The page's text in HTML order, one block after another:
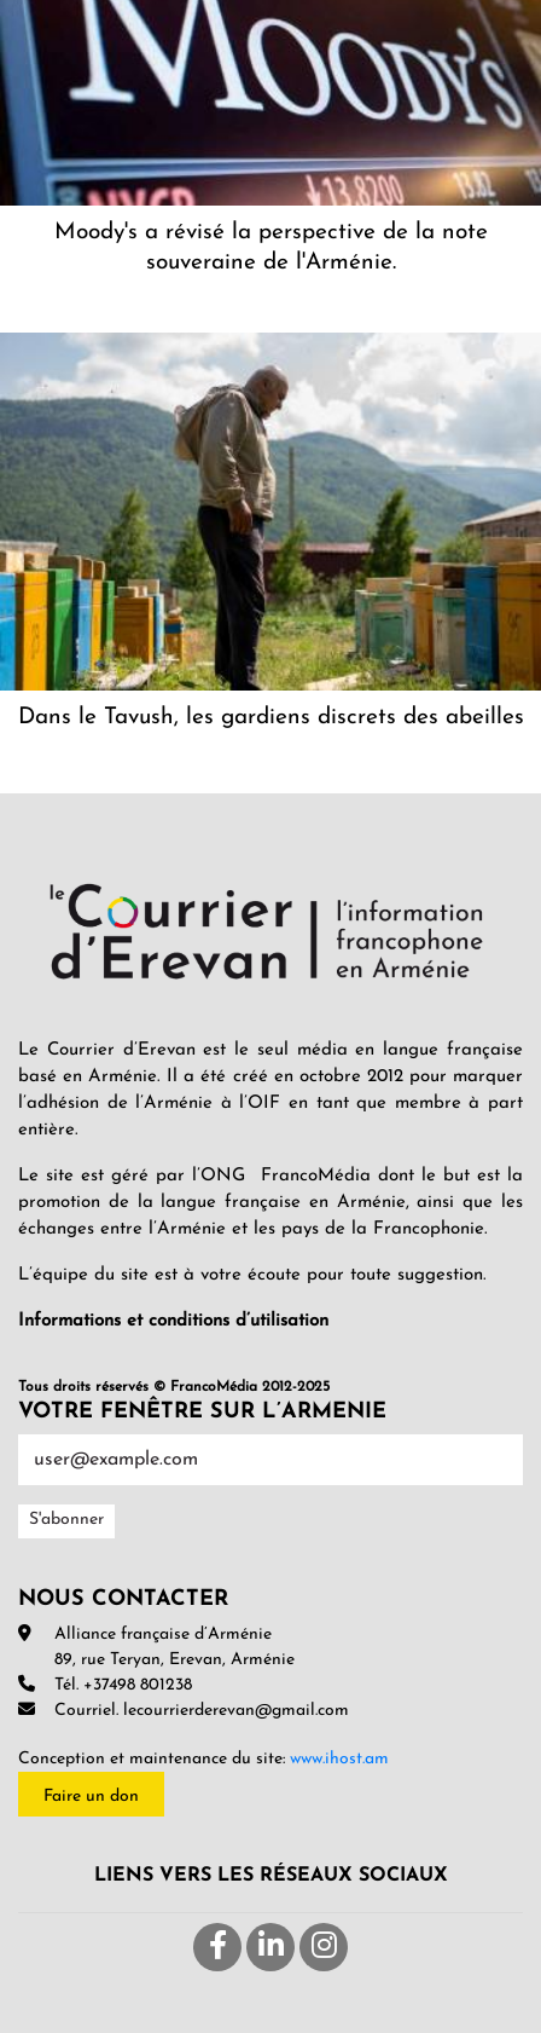
Moody's a révisé la perspective de la note
souveraine de l'Arménie.
Dans le Tavush, les gardiens discrets des abeilles
Le Courrier d’Erevan est le seul média en langue française
basé en Arménie. Il a été créé en octobre 2012 pour marquer
l’adhésion de l’Arménie à l’OIF en tant que membre à part
entière.
Le site est géré par l’ONG FrancoMédia dont le but est la
promotion de la langue française en Arménie, ainsi que les
échanges entre l’Arménie et les pays de la Francophonie.
L’équipe du site est à votre écoute pour toute suggestion.
Informations et conditions d’utilisation
Tous droits réservés © FrancoMédia 2012-2025
VOTRE FENÊTRE SUR L’ARMENIE
NOUS CONTACTER
Alliance française d’Arménie
89, rue Teryan, Erevan, Arménie
Tél. +37498 801238
Courriel. lecourrierderevan@gmail.com
Conception et maintenance du site: www.ihost.am
Faire un don
LIENS VERS LES RÉSEAUX SOCIAUX